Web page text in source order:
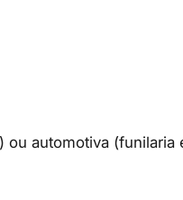
automotiva (funilaria